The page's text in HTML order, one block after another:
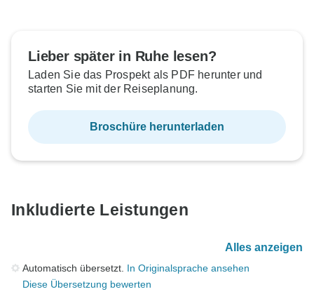
Lieber später in Ruhe lesen?
Laden Sie das Prospekt als PDF herunter und
starten Sie mit der Reiseplanung.
Broschüre herunterladen
Inkludierte Leistungen
Alles anzeigen
Automatisch übersetzt. In Originalsprache ansehen
Diese Übersetzung bewerten